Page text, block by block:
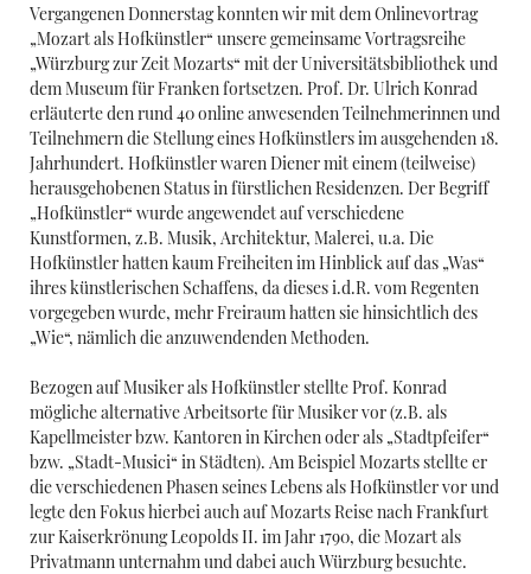
Vergangenen Donnerstag konnten wir mit dem Onlinevortrag
„Mozart als Hofkünstler“ unsere gemeinsame Vortragsreihe
„Würzburg zur Zeit Mozarts“ mit der Universitätsbibliothek und
dem Museum für Franken fortsetzen. Prof. Dr. Ulrich Konrad
erläuterte den rund 40 online anwesenden Teilnehmerinnen und
Teilnehmern die Stellung eines Hofkünstlers im ausgehenden 18.
Jahrhundert. Hofkünstler waren Diener mit einem (teilweise)
herausgehobenen Status in fürstlichen Residenzen. Der Begriff
„Hofkünstler“ wurde angewendet auf verschiedene
Kunstformen, z.B. Musik, Architektur, Malerei, u.a. Die
Hofkünstler hatten kaum Freiheiten im Hinblick auf das „Was“
ihres künstlerischen Schaffens, da dieses i.d.R. vom Regenten
vorgegeben wurde, mehr Freiraum hatten sie hinsichtlich des
„Wie“, nämlich die anzuwendenden Methoden.
Bezogen auf Musiker als Hofkünstler stellte Prof. Konrad
mögliche alternative Arbeitsorte für Musiker vor (z.B. als
Kapellmeister bzw. Kantoren in Kirchen oder als „Stadtpfeifer“
bzw. „Stadt-Musici“ in Städten). Am Beispiel Mozarts stellte er
die verschiedenen Phasen seines Lebens als Hofkünstler vor und
legte den Fokus hierbei auch auf Mozarts Reise nach Frankfurt
zur Kaiserkrönung Leopolds II. im Jahr 1790, die Mozart als
Privatmann unternahm und dabei auch Würzburg besuchte.